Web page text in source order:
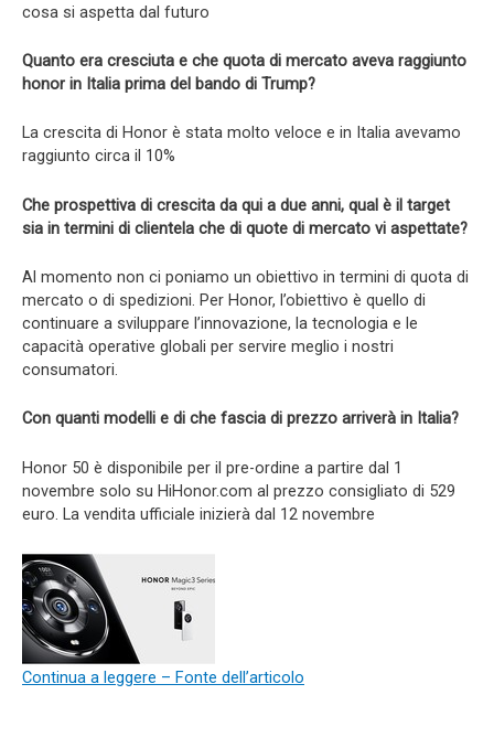
cosa si aspetta dal futuro
Quanto era cresciuta e che quota di mercato aveva raggiunto
honor in Italia prima del bando di Trump?
La crescita di Honor è stata molto veloce e in Italia avevamo
raggiunto circa il 10%
Che prospettiva di crescita da qui a due anni, qual è il target
sia in termini di clientela che di quote di mercato vi aspettate?
Al momento non ci poniamo un obiettivo in termini di quota di
mercato o di spedizioni. Per Honor, l’obiettivo è quello di
continuare a sviluppare l’innovazione, la tecnologia e le
capacità operative globali per servire meglio i nostri
consumatori.
Con quanti modelli e di che fascia di prezzo arriverà in Italia?
Honor 50 è disponibile per il pre-ordine a partire dal 1
novembre solo su HiHonor.com al prezzo consigliato di 529
euro. La vendita ufficiale inizierà dal 12 novembre
Continua a leggere – Fonte dell’articolo